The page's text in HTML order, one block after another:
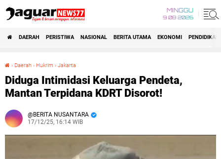
MINGGU
9 08 2026
DAERAH PERISTIWA NASIONAL BERITA UTAMA EKONOMI PENDIDIKAN
› Daerah › Hukrim › Jakarta
Diduga Intimidasi Keluarga Pendeta,
Mantan Terpidana KDRT Disorot!
BERITA NUSANTARA
17/12/25, 16:14 WIB